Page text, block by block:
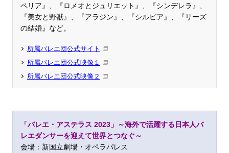
ペリア』、『ロメオとジュリエット』、『シンデレラ』、
『美女と野獣』、『アラジン』、『シルビア』、『リーズ
の結婚』など。
所属バレエ団公式サイト
所属バレエ団公式映像１
所属バレエ団公式映像２
「バレエ・アステラス 2023」～海外で活躍する日本人バ
レエダンサーを迎えて世界とつなぐ～
会場：新国立劇場・オペラパレス